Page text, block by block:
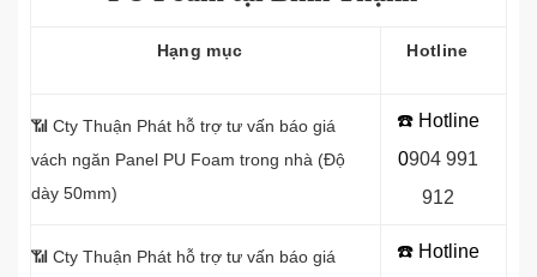
Hạng mục Hotline
📶 Cty Thuận Phát hỗ trợ tư vấn báo giá
vách ngăn Panel PU Foam trong nhà (Độ
dày 50mm)
☎️ Hotline
0904 991
912
📶 Cty Thuận Phát hỗ trợ tư vấn báo giá
☎️ Hotline